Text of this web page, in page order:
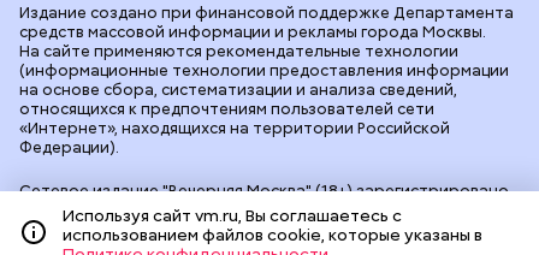
Сетевое издание "Вечерняя Москва" (18+) зарегистрировано
в Федеральной службе по надзору в сфере связи,
информационных технологий и массовых коммуникаций
(Роскомнадзор). Свидетельство о регистрации ЭЛ № ФС 77 -
Издание создано при финансовой поддержке Департамента
средств массовой информации и рекламы города Москвы.
На сайте применяются рекомендательные технологии
(информационные технологии предоставления информации
на основе сбора, систематизации и анализа сведений,
относящихся к предпочтениям пользователей сети
«Интернет», находящихся на территории Российской
Федерации).
Используя сайт vm.ru, Вы соглашаетесь с
использованием файлов cookie, которые указаны в